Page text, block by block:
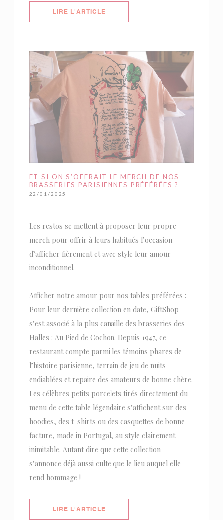
LIRE L'ARTICLE((OUVRE UNE NOUVELLE
ET SI ON S’OFFRAIT LE MERCH DE NOS
BRASSERIES PARISIENNES PRÉFÉRÉES ?
22/01/2025
Les restos se mettent à proposer leur propre
merch pour offrir à leurs habitués l’occasion
d’afficher fièrement et avec style leur amour
inconditionnel.
Afficher notre amour pour nos tables préférées :
Pour leur dernière collection en date, GiftShop
s’est associé à la plus canaille des brasseries des
Halles : Au Pied de Cochon. Depuis 1947, ce
restaurant compte parmi les témoins phares de
l’histoire parisienne, terrain de jeu de nuits
endiablées et repaire des amateurs de bonne chère.
Les célèbres petits porcelets tirés directement du
menu de cette table légendaire s’affichent sur des
hoodies, des t-shirts ou des casquettes de bonne
facture, made in Portugal, au style clairement
inimitable. Autant dire que cette collection
s’annonce déjà aussi culte que le lieu auquel elle
rend hommage !
LIRE L'ARTICLE((OUVRE UNE NOUVELLE